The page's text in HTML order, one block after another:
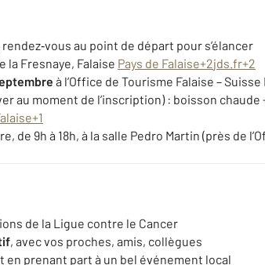
rendez‑vous au point de départ pour s’élancer
la Fresnaye, Falaise Pays de Falaise+2jds.fr+2
à l’Office de Tourisme Falaise –
au moment de l’inscription) : boisson chaude
+1
de 9h à 18h, à la salle Pedro Martin (près de
de la Ligue contre le Cancer
, avec vos proches, amis, collègues
prenant part à un bel événement local